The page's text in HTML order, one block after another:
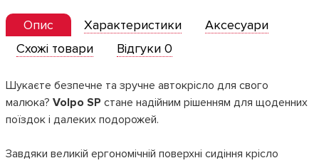
Опис Характеристики
Аксесуари
Схожі товари
Відгуки 0
Шукаєте безпечне та зручне автокрісло для свого
малюка? Volpo SP стане надійним рішенням для щоденних
поїздок і далеких подорожей.
Завдяки великій ергономічній поверхні сидіння крісло